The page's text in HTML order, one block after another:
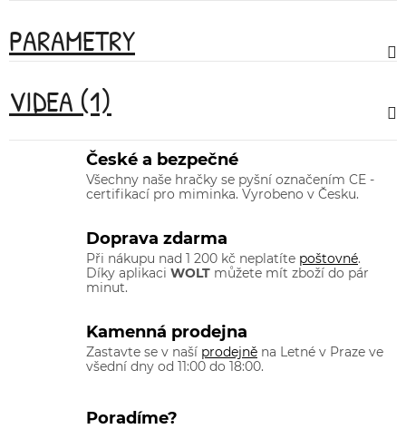
PARAMETRY
VIDEA (1)
České a bezpečné
Všechny naše hračky se pyšní označením CE -
certifikací pro miminka. Vyrobeno v Česku.
Doprava zdarma
Při nákupu nad 1 200 kč neplatíte poštovné.
Díky aplikaci WOLT můžete mít zboží do pár
minut.
Kamenná prodejna
Zastavte se v naší prodejně na Letné v Praze ve
všední dny od 11:00 do 18:00.
Poradíme?